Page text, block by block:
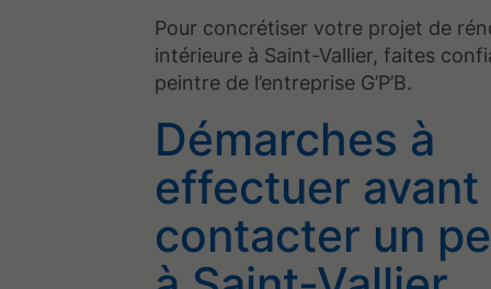
Pour concrétiser votre projet de
intérieure à Saint-Vallier, faites
peintre de l’entreprise G’P’B.
Démarches à
effectuer avant
contacter un